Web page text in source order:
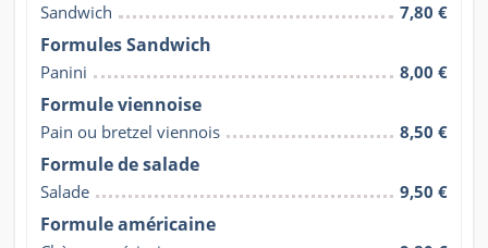
Sandwich 7,80 €
Formules Sandwich
Panini 8,00 €
Formule viennoise
Pain ou bretzel viennois 8,50 €
Formule de salade
Salade 9,50 €
Formule américaine